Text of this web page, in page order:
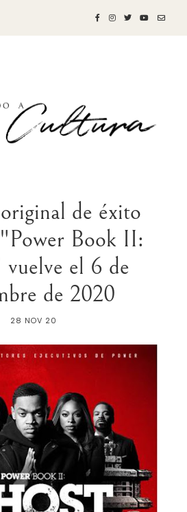
de éxito
Book II:
el 6 de
de 2020
28 NOV 20